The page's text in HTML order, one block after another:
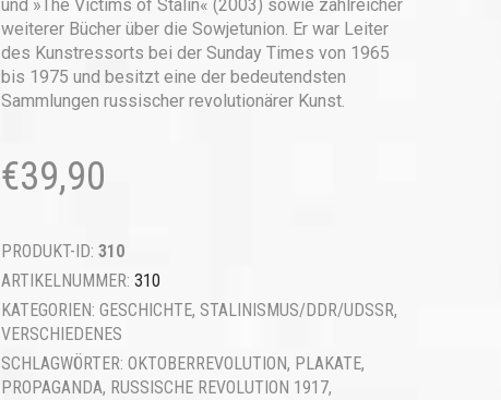
und »The Victims of Stalin« (2003) sowie zahlreicher
weiterer Bücher über die Sowjetunion. Er war Leiter
des Kunstressorts bei der Sunday Times von 1965
bis 1975 und besitzt eine der bedeutendsten
Sammlungen russischer revolutionärer Kunst.
€39,90
PRODUKT-ID: 310
ARTIKELNUMMER: 310
KATEGORIEN: GESCHICHTE, STALINISMUS/DDR/UDSSR,
VERSCHIEDENES
SCHLAGWÖRTER: OKTOBERREVOLUTION, PLAKATE,
PROPAGANDA, RUSSISCHE REVOLUTION 1917,